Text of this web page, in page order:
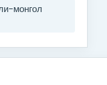
монгол